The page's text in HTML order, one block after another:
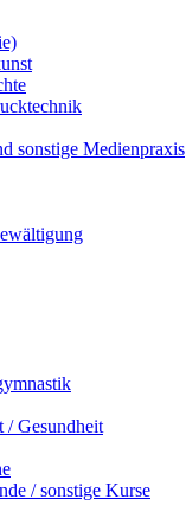
sonstige Medienpraxis
/ Gesundheit
/ sonstige Kurse